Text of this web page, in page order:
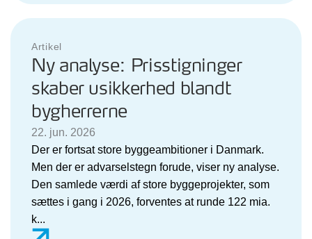
Artikel
Ny analyse: Prisstigninger
skaber usikkerhed blandt
bygherrerne
22. jun. 2026
Der er fortsat store byggeambitioner i Danmark.
Men der er advarselstegn forude, viser ny analyse.
Den samlede værdi af store byggeprojekter, som
sættes i gang i 2026, forventes at runde 122 mia.
k...